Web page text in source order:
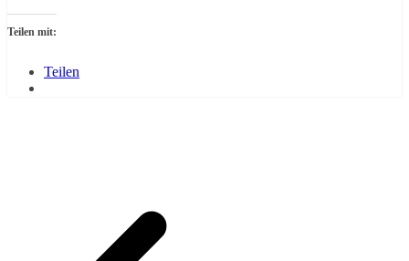
Teilen mit:
Teilen